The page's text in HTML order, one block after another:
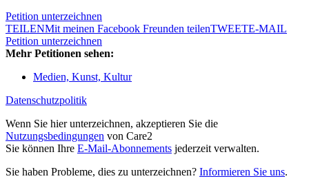
Petition unterzeichnen
TEILENMit meinen Facebook Freunden teilenTWEETE-MAIL
Petition unterzeichnen
Mehr Petitionen sehen:
Medien, Kunst, Kultur
Datenschutzpolitik
Wenn Sie hier unterzeichnen, akzeptieren Sie die
Nutzungsbedingungen von Care2
Sie können Ihre E-Mail-Abonnements jederzeit verwalten.
Sie haben Probleme, dies zu unterzeichnen? Informieren Sie uns.